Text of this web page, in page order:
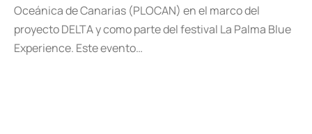
Oceánica de Canarias (PLOCAN) en el marco del
proyecto DELTA y como parte del festival La Palma Blue
Experience. Este evento…